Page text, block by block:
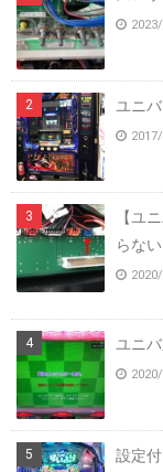
ユニ
【ユ
らな
ユニ
設定